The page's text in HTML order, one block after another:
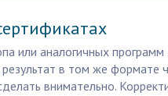
или аналогичных программ
в том же формате
внимательно.